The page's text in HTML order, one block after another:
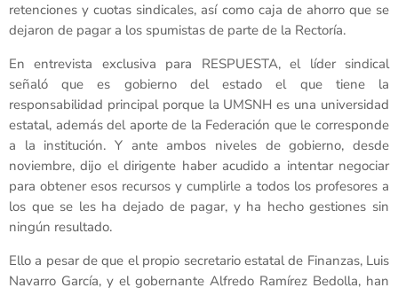
retenciones y cuotas sindicales, así como caja de ahorro que se
dejaron de pagar a los spumistas de parte de la Rectoría.
En entrevista exclusiva para RESPUESTA, el líder sindical
señaló que es gobierno del estado el que tiene la
responsabilidad principal porque la UMSNH es una universidad
estatal, además del aporte de la Federación que le corresponde
a la institución. Y ante ambos niveles de gobierno, desde
noviembre, dijo el dirigente haber acudido a intentar negociar
para obtener esos recursos y cumplirle a todos los profesores a
los que se les ha dejado de pagar, y ha hecho gestiones sin
ningún resultado.
Ello a pesar de que el propio secretario estatal de Finanzas, Luis
Navarro García, y el gobernante Alfredo Ramírez Bedolla, han